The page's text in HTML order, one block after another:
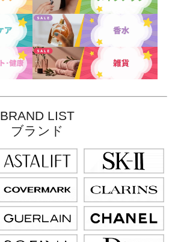
BRAND LIST
ブランド